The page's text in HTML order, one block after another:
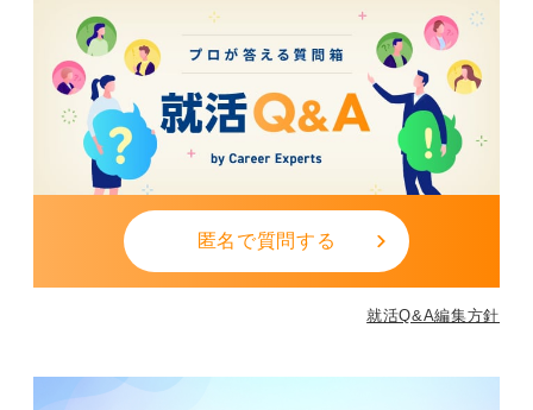
匿名で質問する
就活Q&A編集方針